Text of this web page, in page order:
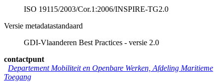
ISO 19115/2003/Cor.1:2006/INSPIRE-TG2.0
Versie metadatastandaard
GDI-Vlaanderen Best Practices - versie 2.0
contactpunt
Departement Mobiliteit en Openbare Werken, Afdeling Maritieme
Toegang